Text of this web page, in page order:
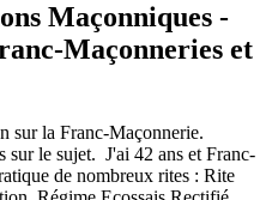
Maçonniques -
Maçonneries et
sur la Franc-Maçonnerie.
sur le sujet. J'ai 42 ans et Franc-
de nombreux rites : Rite